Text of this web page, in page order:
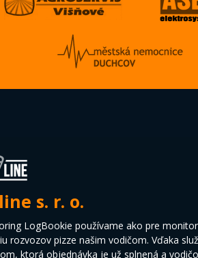
s. r. o.
LogBookie používame ako pre
rozvozov pizze našim vodičom. Vďaka
ktorá objednávka je už splnená a